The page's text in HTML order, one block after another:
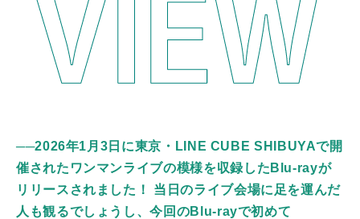
──2026年1月3日に東京・LINE CUBE SHIBUYAで開
催されたワンマンライブの模様を収録したBlu-rayが
リリースされました！ 当日のライブ会場に足を運んだ
人も観るでしょうし、今回のBlu-rayで初めて